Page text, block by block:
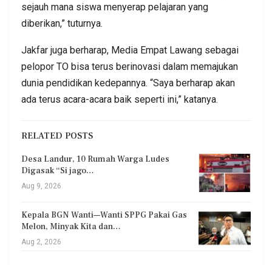
sejauh mana siswa menyerap pelajaran yang
diberikan,” tuturnya.
Jakfar juga berharap, Media Empat Lawang sebagai
pelopor TO bisa terus berinovasi dalam memajukan
dunia pendidikan kedepannya. “Saya berharap akan
ada terus acara-acara baik seperti ini,” katanya.
RELATED POSTS
Desa Landur, 10 Rumah Warga Ludes
Digasak “Si jago…
Aug 9, 2026
Kepala BGN Wanti—Wanti SPPG Pakai Gas
Melon, Minyak Kita dan…
Aug 2, 2026